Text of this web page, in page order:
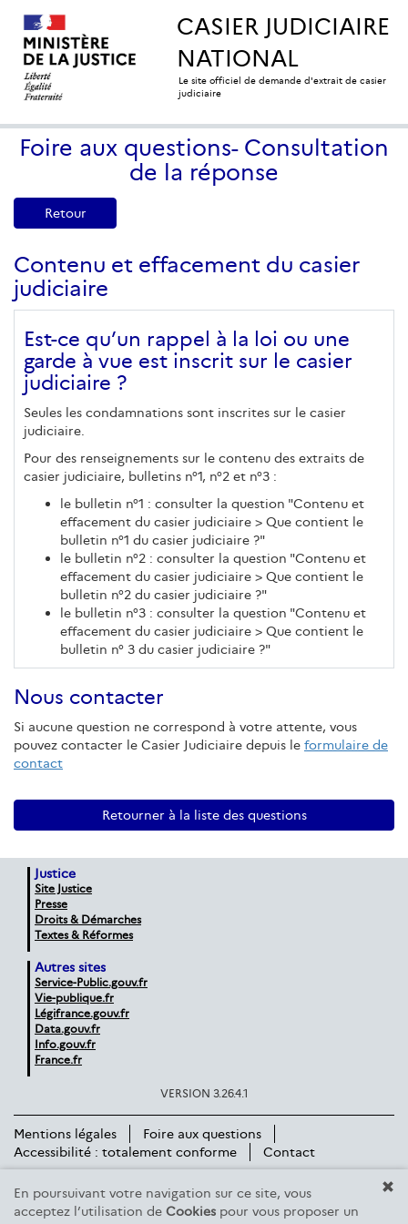
En poursuivant votre navigation sur ce site, vous
acceptez l’utilisation de Cookies pour vous proposer un
CASIER JUDICIAIRE
NATIONAL
Le site officiel de demande d'extrait de casier
judiciaire
Foire aux questions- Consultation
de la réponse
Retour
Contenu et effacement du casier
judiciaire
Est-ce qu’un rappel à la loi ou une
garde à vue est inscrit sur le casier
judiciaire ?
Seules les condamnations sont inscrites sur le casier
judiciaire.
Pour des renseignements sur le contenu des extraits de
casier judiciaire, bulletins n°1, n°2 et n°3 :
le bulletin n°1 : consulter la question "Contenu et
effacement du casier judiciaire > Que contient le
bulletin n°1 du casier judiciaire ?"
le bulletin n°2 : consulter la question "Contenu et
effacement du casier judiciaire > Que contient le
bulletin n°2 du casier judiciaire ?"
le bulletin n°3 : consulter la question "Contenu et
effacement du casier judiciaire > Que contient le
bulletin n° 3 du casier judiciaire ?"
Nous contacter
Si aucune question ne correspond à votre attente, vous
pouvez contacter le Casier Judiciaire depuis le formulaire de
contact
Retourner à la liste des questions
Justice
Site Justice
Presse
Droits & Démarches
Textes & Réformes
Autres sites
Service-Public.gouv.fr
Vie-publique.fr
Légifrance.gouv.fr
Data.gouv.fr
Info.gouv.fr
France.fr
VERSION 3.26.4.1
Mentions légales
Foire aux questions
Accessibilité : totalement conforme
Contact